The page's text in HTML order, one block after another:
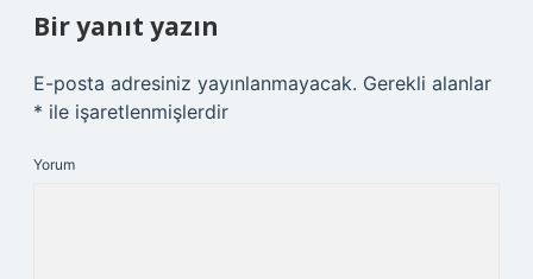
Bir yanıt yazın
E-posta adresiniz yayınlanmayacak. Gerekli alanlar
* ile işaretlenmişlerdir
Yorum